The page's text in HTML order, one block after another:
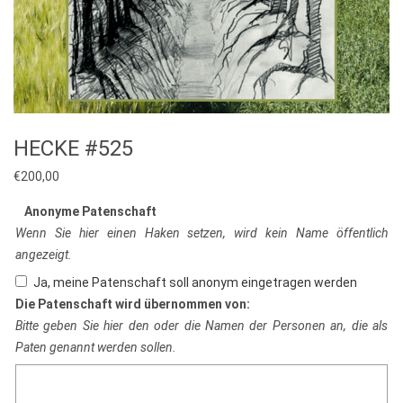
HECKE #525
€200,00
Anonyme Patenschaft
Wenn Sie hier einen Haken setzen, wird kein Name öffentlich
angezeigt.
Ja, meine Patenschaft soll anonym eingetragen werden
Die Patenschaft wird übernommen von:
Bitte geben Sie hier den oder die Namen der Personen an, die als
Paten genannt werden sollen.